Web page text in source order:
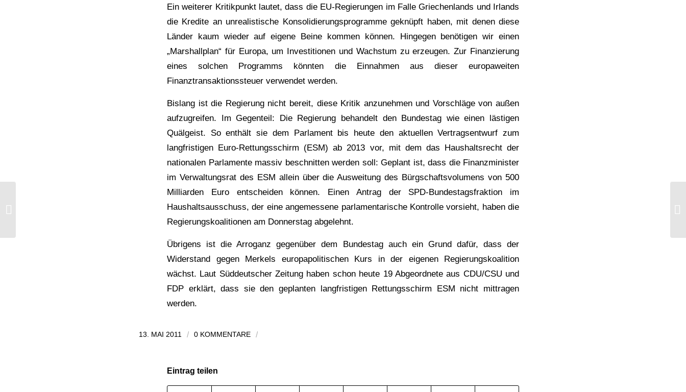
Ein weiterer Kritikpunkt lautet, dass die EU-Regierungen im Falle Griechenlands und Irlands
die Kredite an unrealistische Konsolidierungsprogramme geknüpft haben, mit denen diese
Länder kaum wieder auf eigene Beine kommen können. Hingegen benötigen wir einen
„Marshallplan“ für Europa, um Investitionen und Wachstum zu erzeugen. Zur Finanzierung
eines solchen Programms könnten die Einnahmen aus dieser europaweiten
Finanztransaktionssteuer verwendet werden.
Bislang ist die Regierung nicht bereit, diese Kritik anzunehmen und Vorschläge von außen
aufzugreifen. Im Gegenteil: Die Regierung behandelt den Bundestag wie einen lästigen
Quälgeist. So enthält sie dem Parlament bis heute den aktuellen Vertragsentwurf zum
langfristigen Euro-Rettungsschirm (ESM) ab 2013 vor, mit dem das Haushaltsrecht der
nationalen Parlamente massiv beschnitten werden soll: Geplant ist, dass die Finanzminister
im Verwaltungsrat des ESM allein über die Ausweitung des Bürgschaftsvolumens von 500
Milliarden Euro entscheiden können. Einen Antrag der SPD-Bundestagsfraktion im
Haushaltsausschuss, der eine angemessene parlamentarische Kontrolle vorsieht, haben die
Regierungskoalitionen am Donnerstag abgelehnt.
Übrigens ist die Arroganz gegenüber dem Bundestag auch ein Grund dafür, dass der
Widerstand gegen Merkels europapolitischen Kurs in der eigenen Regierungskoalition
wächst. Laut Süddeutscher Zeitung haben schon heute 19 Abgeordnete aus CDU/CSU und
FDP erklärt, dass sie den geplanten langfristigen Rettungsschirm ESM nicht mittragen
werden.
13. MAI 2011 / 0 KOMMENTARE /
Eintrag teilen